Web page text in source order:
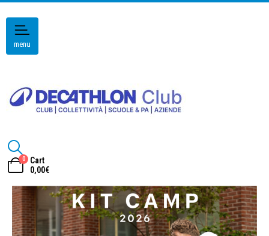
menu
0
Cart
0,00€